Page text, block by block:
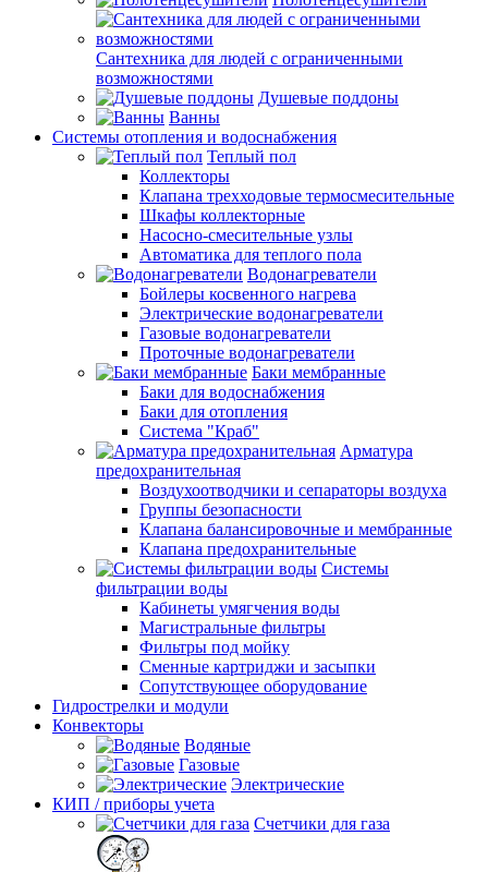
Сантехника для людей с ограниченными
возможностями
Душевые поддоны
Ванны
Системы отопления и водоснабжения
Теплый пол
Коллекторы
Клапана трехходовые термосмесительные
Шкафы коллекторные
Насосно-смесительные узлы
Автоматика для теплого пола
Водонагреватели
Бойлеры косвенного нагрева
Электрические водонагреватели
Газовые водонагреватели
Проточные водонагреватели
Баки мембранные
Баки для водоснабжения
Баки для отопления
Система "Краб"
Арматура
предохранительная
Воздухоотводчики и сепараторы воздуха
Группы безопасности
Клапана балансировочные и мембранные
Клапана предохранительные
Системы
фильтрации воды
Кабинеты умягчения воды
Магистральные фильтры
Фильтры под мойку
Сменные картриджи и засыпки
Сопутствующее оборудование
Гидрострелки и модули
Конвекторы
Водяные
Газовые
Электрические
КИП / приборы учета
Счетчики для газа